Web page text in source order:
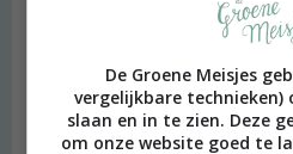
De Groene Meisjes
vergelijkbare
slaan en in te zien. Deze
om onze website goed te